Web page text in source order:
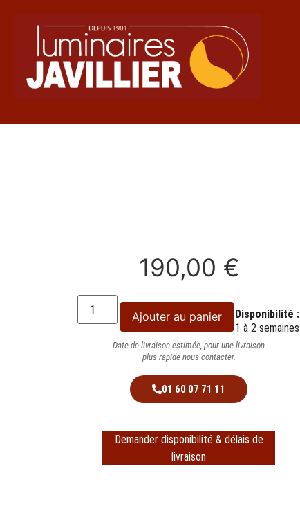
190,00 €
Ajouter au panier
Disponibilité :
1 à 2 semaines
Date de livraison estimée, pour une livraison
plus rapide nous contacter.
01 60 07 71 11
Demander disponibilité & délais de
livraison